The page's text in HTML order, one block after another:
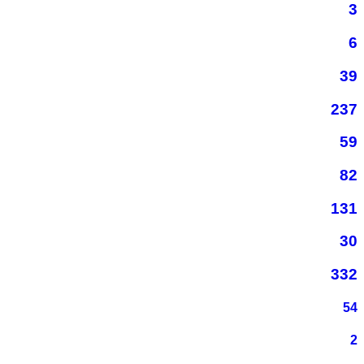
3
6
39
237
59
82
131
30
332
54
2